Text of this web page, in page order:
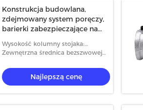
Konstrukcja budowlana,
zdejmowany system poręczy,
barierki zabezpieczające na
Wysokość kolumny stojaka:
1200MM
Zewnętrzna średnica bezszwowej
Najlepszą cenę